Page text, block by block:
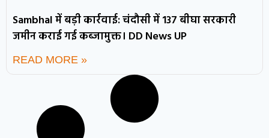
Sambhal में बड़ी कार्रवाई: चंदौसी में 137 बीघा सरकारी
जमीन कराई गई कब्जामुक्त। DD News UP
READ MORE »